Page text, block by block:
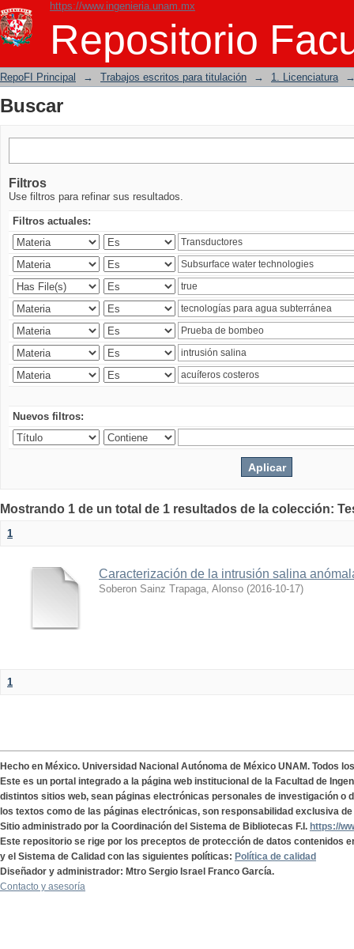
https://www.ingenieria.unam.mx
Repositorio
Buscar
RepoFI Principal → Trabajos escritos para titulación → 1. Licenciatura
Buscar
Filtros
Use filtros para refinar sus resultados.
Filtros actuales:
Nuevos filtros:
Mostrando 1 de un total de 1 resultados de la colección:
1
Caracterización de la intrusión salina
Soberon Sainz Trapaga, Alonso (2016-10-17)
1
Hecho en México. Universidad Nacional Autónoma de México UNAM. Todos
Este es un portal integrado a la página web institucional de la Facultad de
distintos sitios web, sean páginas electrónicas personales de investigación o
los textos como de las páginas electrónicas, son responsabilidad exclusiva
Sitio administrado por la Coordinación del Sistema de Bibliotecas F.I. https://
Este repositorio se rige por los preceptos de protección de datos contenidos
y el Sistema de Calidad con las siguientes políticas: Política de calidad
Diseñador y administrador: Mtro Sergio Israel Franco García.
Contacto y asesoría